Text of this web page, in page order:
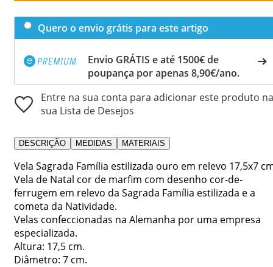
Quero o envio grátis para este artigo
Envio GRÁTIS e até 1500€ de
poupança por apenas 8,90€/ano.
Entre na sua conta para adicionar este produto na
sua Lista de Desejos
DESCRIÇÃO MEDIDAS MATERIAIS
Vela Sagrada Família estilizada ouro em relevo 17,5x7
Vela de Natal cor de marfim com desenho cor-de-
ferrugem em relevo da Sagrada Família estilizada e a
cometa da Natividade.
Velas confeccionadas na Alemanha por uma empresa
especializada.
Altura: 17,5 cm.
Diâmetro: 7 cm.